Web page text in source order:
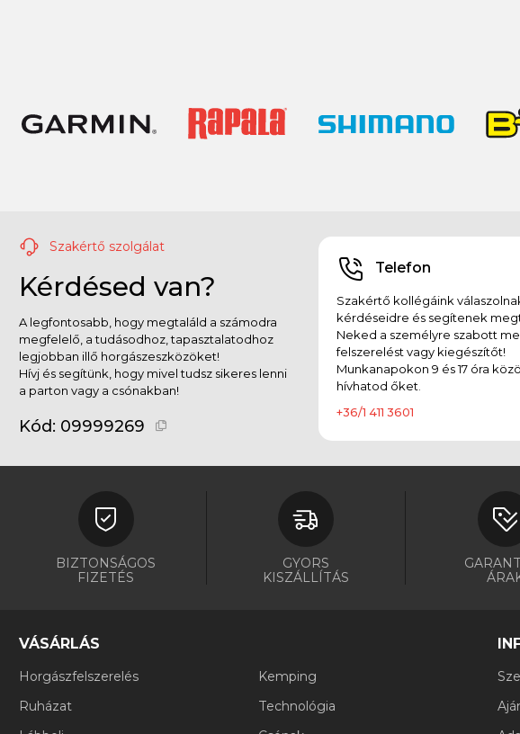
Szakértő szolgálat
Kérdésed van?
A legfontosabb, hogy megtaláld a számodra
megfelelő, a tudásodhoz, tapasztalatodhoz
legjobban illő horgászeszközöket!
Hívj és segítünk, hogy mivel tudsz sikeres lenni
a parton vagy a csónakban!
Kód: 09999269
Telefon
Szakértő kollégáink
kérdéseidre és segítenek
Neked a személyre szabott
felszerelést vagy kiegészítőt!
Munkanapokon 9 és 17 óra
hívhatod őket.
+36/1 411 3601
BIZTONSÁGOS
FIZETÉS
GYORS
KISZÁLLÍTÁS
VÁSÁRLÁS
Horgászfelszerelés
Ruházat
Kemping
Technológia